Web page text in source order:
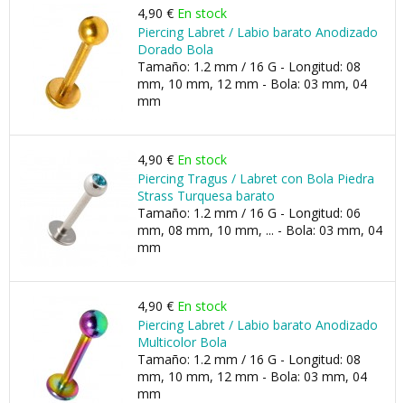
4,90 € En stock
Piercing Labret / Labio barato Anodizado
Dorado Bola
Tamaño: 1.2 mm / 16 G - Longitud: 08
mm, 10 mm, 12 mm - Bola: 03 mm, 04
mm
4,90 € En stock
Piercing Tragus / Labret con Bola Piedra
Strass Turquesa barato
Tamaño: 1.2 mm / 16 G - Longitud: 06
mm, 08 mm, 10 mm, ... - Bola: 03 mm, 04
mm
4,90 € En stock
Piercing Labret / Labio barato Anodizado
Multicolor Bola
Tamaño: 1.2 mm / 16 G - Longitud: 08
mm, 10 mm, 12 mm - Bola: 03 mm, 04
mm